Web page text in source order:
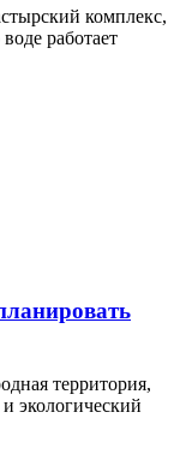
комплекс,
работает
территория,
экологический